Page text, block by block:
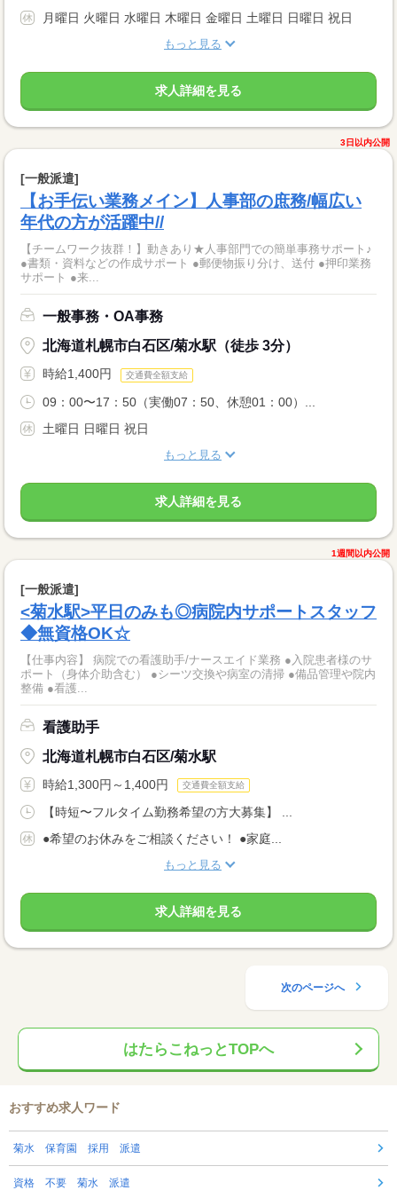
月曜日 火曜日 水曜日 木曜日 金曜日 土曜日 日曜日 祝日
もっと見る
求人詳細を見る
3日以内公開
[一般派遣]
【お手伝い業務メイン】人事部の庶務/幅広い
年代の方が活躍中//
【チームワーク抜群！】動きあり★人事部門での簡単事務サポート♪
●書類・資料などの作成サポート ●郵便物振り分け、送付 ●押印業務
サポート ●来...
一般事務・OA事務
北海道札幌市白石区/菊水駅（徒歩 3分）
時給1,400円 交通費全額支給
09：00〜17：50（実働07：50、休憩01：00）...
土曜日 日曜日 祝日
もっと見る
求人詳細を見る
1週間以内公開
[一般派遣]
<菊水駅>平日のみも◎病院内サポートスタッフ
◆無資格OK☆
【仕事内容】 病院での看護助手/ナースエイド業務 ●入院患者様のサ
ポート（身体介助含む） ●シーツ交換や病室の清掃 ●備品管理や院内
整備 ●看護...
看護助手
北海道札幌市白石区/菊水駅
時給1,300円～1,400円 交通費全額支給
【時短〜フルタイム勤務希望の方大募集】 ...
●希望のお休みをご相談ください！ ●家庭...
もっと見る
求人詳細を見る
次のページへ
はたらこねっとTOPへ
おすすめ求人ワード
菊水 保育園 採用 派遣
資格 不要 菊水 派遣